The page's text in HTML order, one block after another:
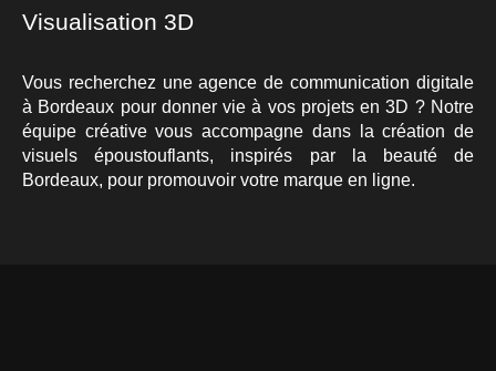
Visualisation 3D
Vous recherchez une agence de communication digitale
à Bordeaux pour donner vie à vos projets en 3D ? Notre
équipe créative vous accompagne dans la création de
visuels époustouflants, inspirés par la beauté de
Bordeaux, pour promouvoir votre marque en ligne.